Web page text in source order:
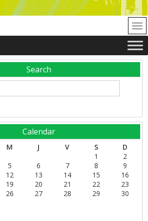
Search
Calendar
M J V S
D
1
2
5 6 7 8
9
12 13 14 15
16
19 20 21 22
23
26 27 28 29
30